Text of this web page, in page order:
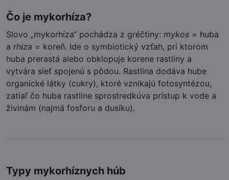
Čo je mykorhíza?
Slovo „mykorhíza“ pochádza z gréčtiny: mykos = huba
a rhiza = koreň. Ide o symbiotický vzťah, pri ktorom
huba prerastá alebo obklopuje korene rastliny a
vytvára sieť spojenú s pôdou. Rastlina dodáva hube
organické látky (cukry), ktoré vznikajú fotosyntézou,
zatiaľ čo huba rastline sprostredkúva prístup k vode a
živinám (najmä fosforu a dusíku).
Typy mykorhíznych húb